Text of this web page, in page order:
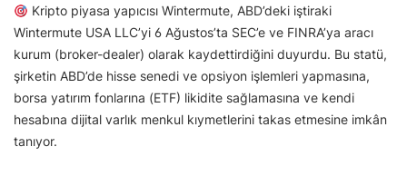
Kripto piyasa yapıcısı Wintermute, ABD’deki iştiraki
Wintermute USA LLC’yi 6 Ağustos’ta SEC’e ve FINRA’ya aracı
kurum (broker-dealer) olarak kaydettirdiğini duyurdu. Bu statü,
şirketin ABD’de hisse senedi ve opsiyon işlemleri yapmasına,
borsa yatırım fonlarına (ETF) likidite sağlamasına ve kendi
hesabına dijital varlık menkul kıymetlerini takas etmesine imkân
tanıyor.